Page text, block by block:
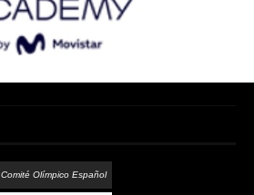
Comité Olímpico Español